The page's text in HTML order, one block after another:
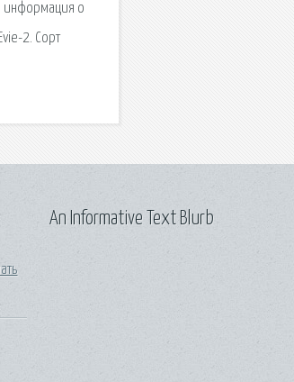
информация о
2. Сорт
An Informative Text Blurb